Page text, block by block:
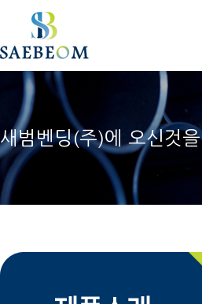
새범벤딩(주)에 오신것